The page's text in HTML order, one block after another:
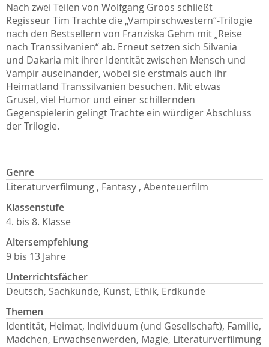
Nach zwei Teilen von Wolfgang Groos schließt
Regisseur Tim Trachte die „Vampirschwestern“-Trilogie
nach den Bestsellern von Franziska Gehm mit „Reise
nach Transsilvanien“ ab. Erneut setzen sich Silvania
und Dakaria mit ihrer Identität zwischen Mensch und
Vampir auseinander, wobei sie erstmals auch ihr
Heimatland Transsilvanien besuchen. Mit etwas
Grusel, viel Humor und einer schillernden
Gegenspielerin gelingt Trachte ein würdiger Abschluss
der Trilogie.
Genre
Literaturverfilmung , Fantasy , Abenteuerfilm
Klassenstufe
4. bis 8. Klasse
Altersempfehlung
9 bis 13 Jahre
Unterrichtsfächer
Deutsch, Sachkunde, Kunst, Ethik, Erdkunde
Themen
Identität, Heimat, Individuum (und Gesellschaft), Familie,
Mädchen, Erwachsenwerden, Magie, Literaturverfilmung